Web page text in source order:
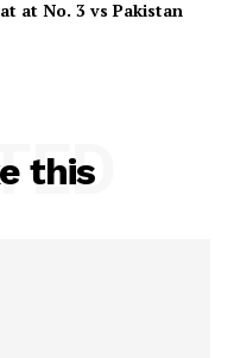
at No. 3 vs Pakistan
this